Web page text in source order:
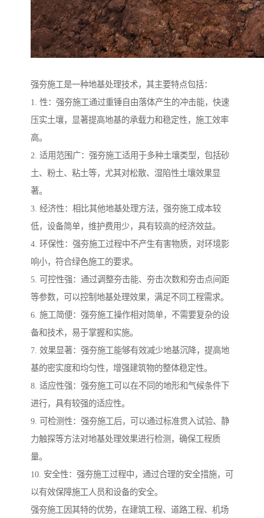
强夯施工是一种地基处理技术，其主要特点包括：
1. 性：强夯施工通过重锤自由落体产生的冲击能，快速
压实土壤，显著提高地基的承载力和稳定性，施工效率
高。
2. 适用范围广：强夯施工适用于多种土壤类型，包括砂
土、粉土、粘土等，尤其对松散、湿陷性土壤效果显
著。
3. 经济性：相比其他地基处理方法，强夯施工成本较
低，设备简单，维护费用少，具有较高的经济效益。
4. 环保性：强夯施工过程中不产生有害物质，对环境影
响小，符合绿色施工的要求。
5. 可控性强：通过调整夯击能、夯击次数和夯击点间距
等参数，可以控制地基处理效果，满足不同工程需求。
6. 施工简便：强夯施工操作相对简单，不需要复杂的设
备和技术，易于掌握和实施。
7. 效果显著：强夯施工能够有效减少地基沉降，提高地
基的密实度和均匀性，增强建筑物的整体稳定性。
8. 适应性强：强夯施工可以在不同的地形和气候条件下
进行，具有较强的适应性。
9. 可检测性：强夯施工后，可以通过标准贯入试验、静
力触探等方法对地基处理效果进行检测，确保工程质
量。
10. 安全性：强夯施工过程中，通过合理的安全措施，可
以有效保障施工人员和设备的安全。
强夯施工因其特的优势，在建筑工程、道路工程、机场